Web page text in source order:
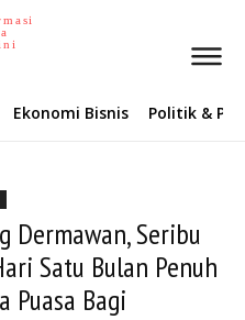
Ekonomi Bisnis Politik &
Dermawan, Seribu
Satu Bulan Penuh
Puasa Bagi